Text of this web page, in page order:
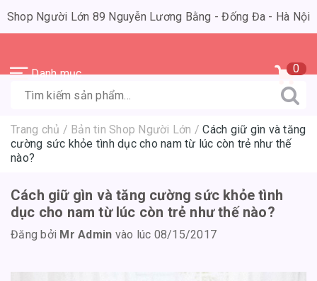
Shop Người Lớn 89 Nguyễn Lương Bằng - Đống Đa - Hà Nội
Danh mục 0
Trang chủ / Bản tin Shop Người Lớn /Cách giữ gìn và tăng
cường sức khỏe tình dục cho nam từ lúc còn trẻ như thế
nào?
Cách giữ gìn và tăng cường sức khỏe tình
dục cho nam từ lúc còn trẻ như thế nào?
Đăng bởi Mr Admin vào lúc 08/15/2017